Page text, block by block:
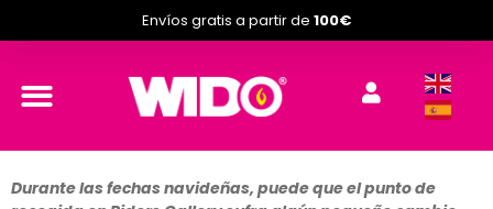
Envíos gratis a partir de 100€
Durante las fechas navideñas, puede que el punto de